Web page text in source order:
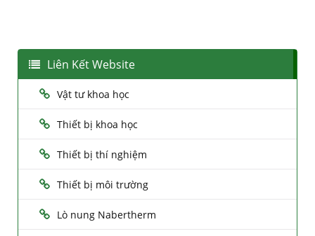
Liên Kết Website
Vật tư khoa học
Thiết bị khoa học
Thiết bị thí nghiệm
Thiết bị môi trường
Lò nung Nabertherm